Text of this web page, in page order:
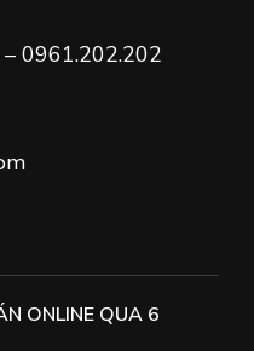
0961.202.202
ONLINE QUA 6